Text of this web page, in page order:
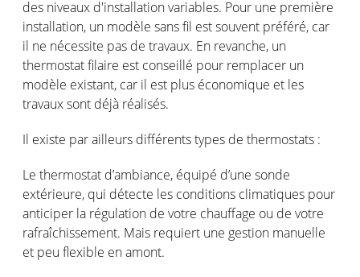
des niveaux d'installationvariables. Pour une première
installation, un modèle sans fil estsouvent préféré, car
il ne nécessite pas de travaux. En revanche, un
thermostatfilaire est conseillé pour remplacer un
modèle existant, car il est plus économique et les
travauxsont déjà réalisés.
Il existe parailleurs différentstypes de thermostats :
Le thermostat d’ambiance, équipé d’une sonde
extérieure, qui détecte les conditions climatiques pour
anticiper la régulation de votre chauffage ou de votre
rafraîchissement. Mais requiert une gestion manuelle
et peu flexible enamont.